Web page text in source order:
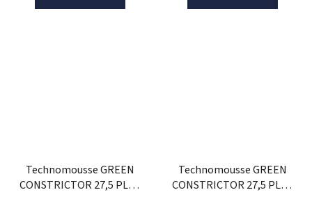
Technomousse GREEN
CONSTRICTOR 27,5 PLUS
Technomousse GREEN
CONSTRICTOR 27,5 PLUS